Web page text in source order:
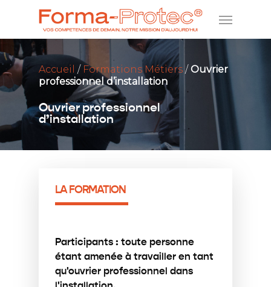
Accueil / Formations Métiers /Ouvrier
professionnel d’installation
Ouvrier professionnel
d’installation
LA FORMATION
Participants : toute personne
étant amenée à travailler en tant
qu'ouvrier professionnel dans